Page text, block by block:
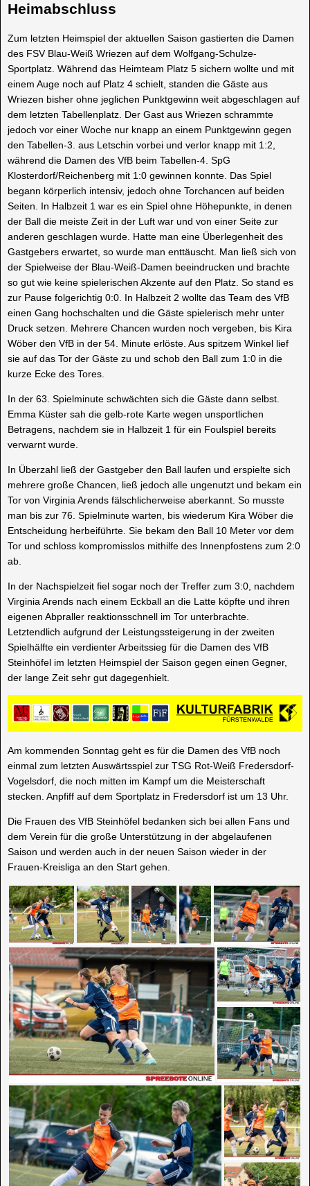
Heimabschluss
Zum letzten Heimspiel der aktuellen Saison gastierten die Damen
des FSV Blau-Weiß Wriezen auf dem Wolfgang-Schulze-
Sportplatz. Während das Heimteam Platz 5 sichern wollte und mit
einem Auge noch auf Platz 4 schielt, standen die Gäste aus
Wriezen bisher ohne jeglichen Punktgewinn weit abgeschlagen auf
dem letzten Tabellenplatz. Der Gast aus Wriezen schrammte
jedoch vor einer Woche nur knapp an einem Punktgewinn gegen
den Tabellen-3. aus Letschin vorbei und verlor knapp mit 1:2,
während die Damen des VfB beim Tabellen-4. SpG
Klosterdorf/Reichenberg mit 1:0 gewinnen konnte. Das Spiel
begann körperlich intensiv, jedoch ohne Torchancen auf beiden
Seiten. In Halbzeit 1 war es ein Spiel ohne Höhepunkte, in denen
der Ball die meiste Zeit in der Luft war und von einer Seite zur
anderen geschlagen wurde. Hatte man eine Überlegenheit des
Gastgebers erwartet, so wurde man enttäuscht. Man ließ sich von
der Spielweise der Blau-Weiß-Damen beeindrucken und brachte
so gut wie keine spielerischen Akzente auf den Platz. So stand es
zur Pause folgerichtig 0:0. In Halbzeit 2 wollte das Team des VfB
einen Gang hochschalten und die Gäste spielerisch mehr unter
Druck setzen. Mehrere Chancen wurden noch vergeben, bis Kira
Wöber den VfB in der 54. Minute erlöste. Aus spitzem Winkel lief
sie auf das Tor der Gäste zu und schob den Ball zum 1:0 in die
kurze Ecke des Tores.
In der 63. Spielminute schwächten sich die Gäste dann selbst.
Emma Küster sah die gelb-rote Karte wegen unsportlichen
Betragens, nachdem sie in Halbzeit 1 für ein Foulspiel bereits
verwarnt wurde.
In Überzahl ließ der Gastgeber den Ball laufen und erspielte sich
mehrere große Chancen, ließ jedoch alle ungenutzt und bekam ein
Tor von Virginia Arends fälschlicherweise aberkannt. So musste
man bis zur 76. Spielminute warten, bis wiederum Kira Wöber die
Entscheidung herbeiführte. Sie bekam den Ball 10 Meter vor dem
Tor und schloss kompromisslos mithilfe des Innenpfostens zum 2:0
ab.
In der Nachspielzeit fiel sogar noch der Treffer zum 3:0, nachdem
Virginia Arends nach einem Eckball an die Latte köpfte und ihren
eigenen Abpraller reaktionsschnell im Tor unterbrachte.
Letztendlich aufgrund der Leistungssteigerung in der zweiten
Spielhälfte ein verdienter Arbeitssieg für die Damen des VfB
Steinhöfel im letzten Heimspiel der Saison gegen einen Gegner,
der lange Zeit sehr gut dagegenhielt.
Am kommenden Sonntag geht es für die Damen des VfB noch
einmal zum letzten Auswärtsspiel zur TSG Rot-Weiß Fredersdorf-
Vogelsdorf, die noch mitten im Kampf um die Meisterschaft
stecken. Anpfiff auf dem Sportplatz in Fredersdorf ist um 13 Uhr.
Die Frauen des VfB Steinhöfel bedanken sich bei allen Fans und
dem Verein für die große Unterstützung in der abgelaufenen
Saison und werden auch in der neuen Saison wieder in der
Frauen-Kreisliga an den Start gehen.